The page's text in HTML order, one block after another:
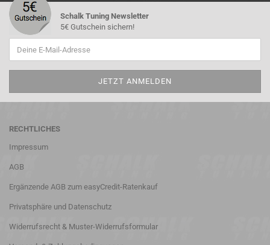
Schalk Tuning Newsletter
5€ Gutschein sichern!
RECHTLICHES
Impressum
AGB
Ergänzende AGB zum easyCredit-Ratenkauf
Privatsphäre und Datenschutz
Widerrufsrecht & Muster-Widerrufsformular